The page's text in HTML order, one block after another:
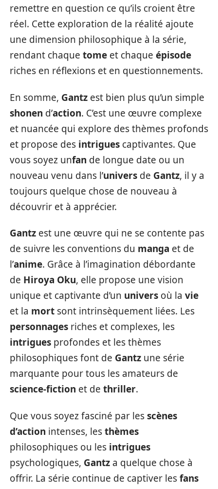
remettre en question ce qu’ils croient être
réel. Cette exploration de la réalité ajoute
une dimension philosophique à la série,
rendant chaque tome et chaque épisode
riches en réflexions et en questionnements.
En somme, Gantz est bien plus qu’un simple
shonen d’action. C’est une œuvre complexe
et nuancée qui explore des thèmes profonds
et propose des intrigues captivantes. Que
vous soyez unfan de longue date ou un
nouveau venu dans l’univers de Gantz, il y a
toujours quelque chose de nouveau à
découvrir et à apprécier.
Gantz est une œuvre qui ne se contente pas
de suivre les conventions du manga et de
l’anime. Grâce à l’imagination débordante
de Hiroya Oku, elle propose une vision
unique et captivante d’un univers où la vie
et la mort sont intrinsèquement liées. Les
personnages riches et complexes, les
intrigues profondes et les thèmes
philosophiques font de Gantz une série
marquante pour tous les amateurs de
science-fiction et de thriller.
Que vous soyez fasciné par lesscènes
d’action intenses, lesthèmes
philosophiques ou les intrigues
psychologiques, Gantz a quelque chose à
offrir. La série continue de captiver lesfans